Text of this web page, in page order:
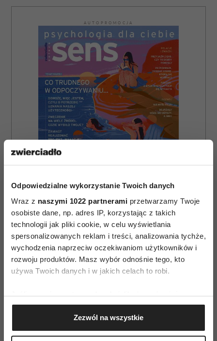
Odpowiedzialne wykorzystanie Twoich danych
Wraz z naszymi 1022 partnerami przetwarzamy Twoje
osobiste dane, np. adres IP, korzystając z takich
technologii jak pliki cookie, w celu wyświetlania
spersonalizowanych reklam i treści, analizowania tychże,
wychodzenia naprzeciw oczekiwaniom użytkowników i
rozwoju produktów. Masz wybór odnośnie tego, kto
używa Twoich danych i w jakich celach to robi.
Jeśli wyrazisz na to zgodę, chcielibyśmy również:
Gromadzić dane dotyczące Twojej lokalizacji
geograficznej z dokładnością nawet do kilku metrów
Identyfikować Twoje urządzenie, aktywnie
Zezwól na wszystkie
AUTOPROMOCJA
ZAMÓW
WYDANIE DRUKOWANE
E-WYDANIE